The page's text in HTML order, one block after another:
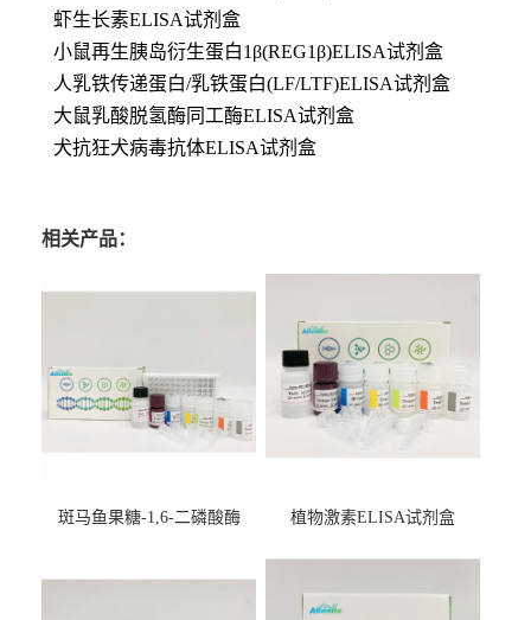
虾生长素ELISA试剂盒
小鼠再生胰岛衍生蛋白1β(REG1β)ELISA试剂盒
人乳铁传递蛋白/乳铁蛋白(LF/LTF)ELISA试剂盒
大鼠乳酸脱氢酶同工酶ELISA试剂盒
犬抗狂犬病毒抗体ELISA试剂盒
相关产品：
斑马鱼果糖-1,6-二磷酸酶
盒
植物激素ELISA试剂盒